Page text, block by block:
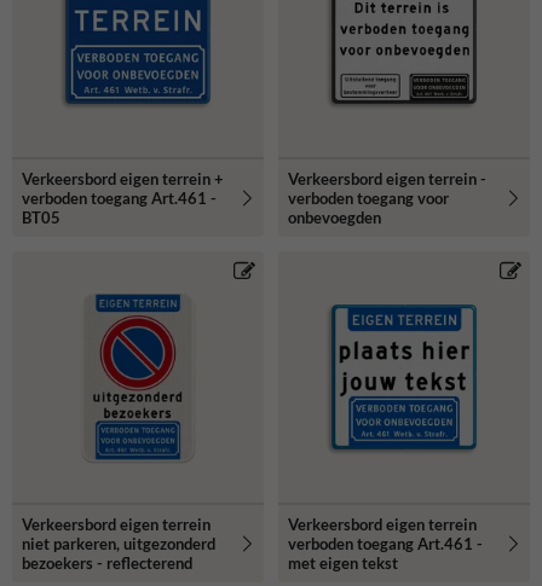
Verkeersbord eigen terrein +
verboden toegang Art.461 -
BT05
Verkeersbord eigen terrein -
verboden toegang voor
onbevoegden
Verkeersbord eigen terrein
niet parkeren, uitgezonderd
bezoekers - reflecterend
Verkeersbord eigen terrein
verboden toegang Art.461 -
met eigen tekst